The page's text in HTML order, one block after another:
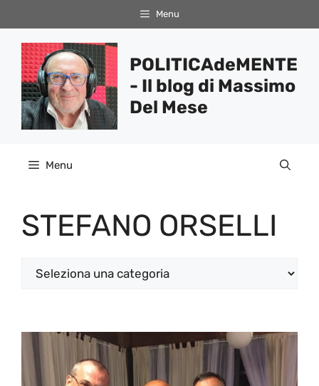
al
contenuto
Menu
POLITICAdeMENTE
- Il blog di Massimo
Del Mese
Menu
STEFANO ORSELLI
Categorie